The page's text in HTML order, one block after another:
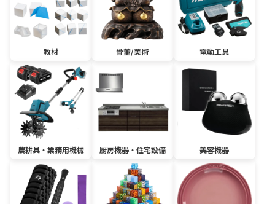
教材 骨董/美術 電動工具
農耕具・業務用機械 厨房機器・住宅設備 美容機器